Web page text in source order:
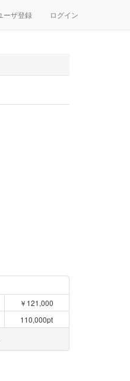
ーザ登録 ログイン
￥121,000
110,000pt